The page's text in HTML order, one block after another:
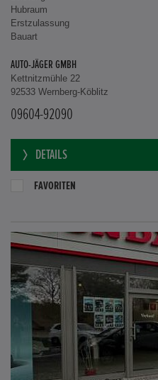
Hubraum
Erstzulassung
Bauart
AUTO-JÄGER GMBH
Kettnitzmühle 22
92533 Wernberg-Köblitz
09604-92090
DETAILS
FAVORITEN